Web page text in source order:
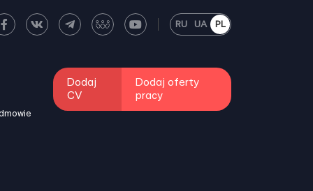
RU UA PL
Dodaj
CV
Dodaj oferty
pracy